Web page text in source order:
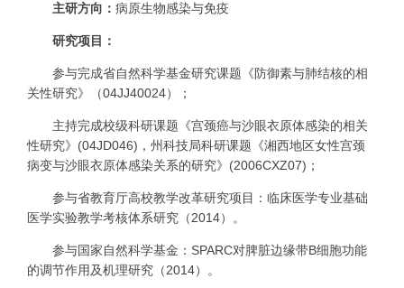
主研方向： 病原生物感染与免疫
研究项目：
参与完成省自然科学基金研究课题《防御素与肺结核的相
关性研究》（04JJ40024）；
主持完成校级科研课题《宫颈癌与沙眼衣原体感染的相关
性研究》 (04JD046) ，州科技局科研课题《湘西地区女性宫颈
病变与沙眼衣原体感染关系的研究》 (2006CXZ07) ；
参与省教育厅高校教学改革研究项目： 临床医学专业基础
医学实验教学考核体系研究（2014）。
参与国家自然科学基金： SPARC对脾脏边缘带B细胞功能
的调节作用及机理研究（2014）。